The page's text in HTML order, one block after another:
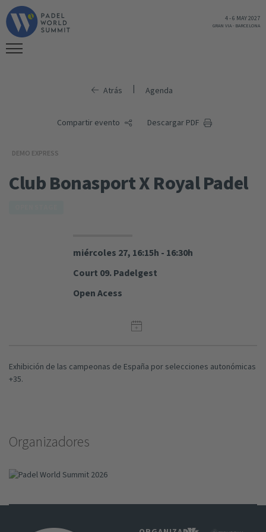
4-6 MAY 2027
GRAN VIA- BARCELONA
Atrás | Agenda
Compartir evento Descargar PDF
DEMO EXPRESS
Club Bonasport X Royal Padel
miércoles 27, 16:15h - 16:30h
Court 09. Padelgest
Open Acess
Exhibición de las campeonas de España por selecciones autonómicas
+35.
Organizadores